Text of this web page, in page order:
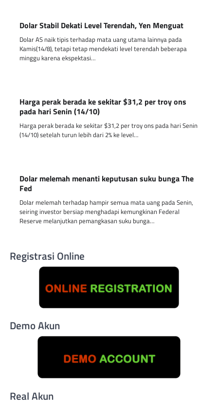
Dolar Stabil Dekati Level Terendah, Yen Menguat
Dolar AS naik tipis terhadap mata uang utama lainnya pada
Kamis(14/8), tetapi tetap mendekati level terendah beberapa
minggu karena ekspektasi…
Harga perak berada ke sekitar $31,2 per troy ons
pada hari Senin (14/10)
Harga perak berada ke sekitar $31,2 per troy ons pada hari Senin
(14/10) setelah turun lebih dari 2% ke level…
Dolar melemah menanti keputusan suku bunga The
Fed
Dolar melemah terhadap hampir semua mata uang pada Senin,
seiring investor bersiap menghadapi kemungkinan Federal
Reserve melanjutkan pemangkasan suku bunga…
Registrasi Online
Demo Akun
Real Akun